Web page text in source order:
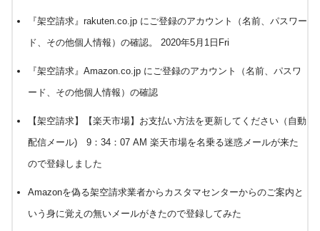
『架空請求』rakuten.co.jp にご登録のアカウント（名前、パスワー
ド、その他個人情報）の確認。 2020年5月1日Fri
『架空請求』Amazon.co.jp にご登録のアカウント（名前、パスワ
ード、その他個人情報）の確認
【架空請求】【楽天市場】お支払い方法を更新してください（自動
配信メール) 9：34：07 AM 楽天市場を名乗る迷惑メールが来た
ので登録しました
Amazonを偽る架空請求業者からカスタマセンターからのご案内と
いう身に覚えの無いメールがきたので登録してみた